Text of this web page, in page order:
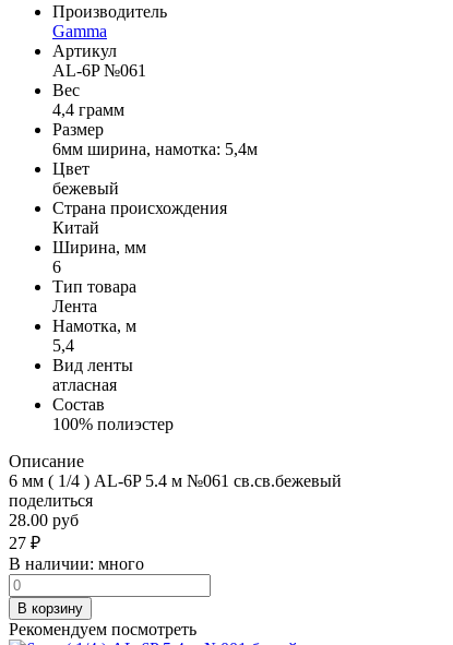
Производитель
Gamma
Артикул
AL-6P №061
Вес
4,4 грамм
Размер
6мм ширина, намотка: 5,4м
Цвет
бежевый
Страна происхождения
Китай
Ширина, мм
6
Тип товара
Лента
Намотка, м
5,4
Вид ленты
атласная
Состав
100% полиэстер
Описание
6 мм ( 1/4 ) AL-6P 5.4 м №061 св.св.бежевый
поделиться
28.00 руб
27 ₽
В наличии: много
В корзину
Рекомендуем посмотреть